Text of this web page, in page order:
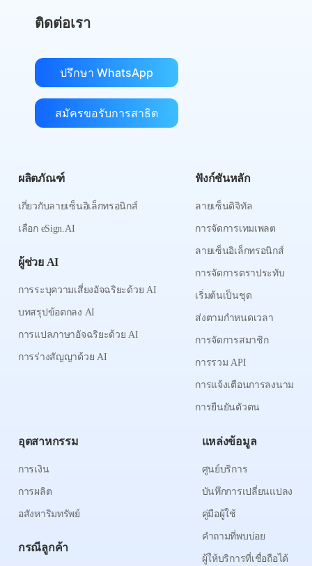
ติดต่อเรา
ปรึกษา WhatsApp
สมัครขอรับการสาธิต
ผลิตภัณฑ์
เกี่ยวกับลายเซ็นอิเล็กทรอนิกส์
เลือก eSign.AI
ผู้ช่วย AI
การระบุความเสี่ยงอัจฉริยะด้วย AI
บทสรุปข้อตกลง AI
การแปลภาษาอัจฉริยะด้วย AI
การร่างสัญญาด้วย AI
ฟังก์ชันหลัก
ลายเซ็นดิจิทัล
การจัดการเทมเพลต
ลายเซ็นอิเล็กทรอนิกส์
การจัดการตราประทับ
เริ่มต้นเป็นชุด
ส่งตามกำหนดเวลา
การจัดการสมาชิก
การรวม API
การแจ้งเตือนการลงนาม
การยืนยันตัวตน
อุตสาหกรรม
การเงิน
การผลิต
อสังหาริมทรัพย์
กรณีลูกค้า
แหล่งข้อมูล
ศูนย์บริการ
บันทึกการเปลี่ยนแปลง
คู่มือผู้ใช้
คำถามที่พบบ่อย
ผู้ให้บริการที่เชื่อถือได้